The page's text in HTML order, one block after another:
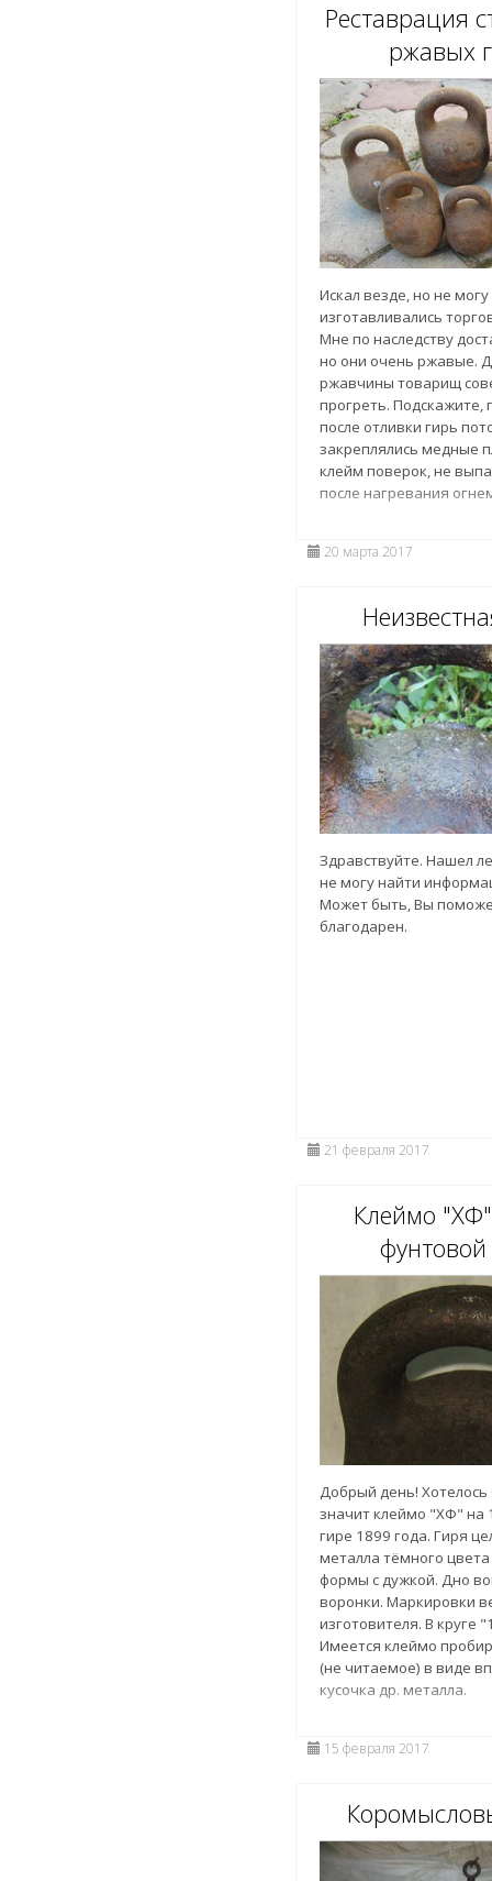
Реставрация
ржавых
Искал везде, но не
изготавливались
Мне по наследству
но они очень ржавые.
ржавчины товарищ
прогреть. Подскажите,
после отливки гирь
закреплялись медные
клейм поверок, не
после нагревания
20 марта 2017
Здравствуйте. Нашел
не могу найти
Может быть, Вы
благодарен.
21 февраля 2017
Клеймо
фунтовой
Добрый день! Хотелось
значит клеймо "ХФ" на
гире 1899 года. Гиря
металла тёмного
формы с дужкой. Дно
воронки. Маркировки
изготовителя. В круге
Имеется клеймо
(не читаемое) в виде
кусочка др. металла.
15 февраля 2017